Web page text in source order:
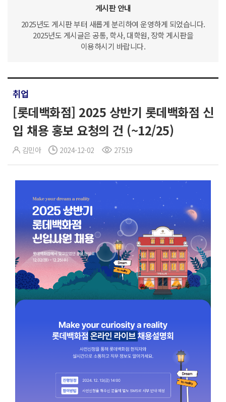
게시판 안내
2025년도 게시판 부터 새롭게 분리하여 운영하게 되었습니다.
2025년도 게시글은 공통, 학사, 대학원, 장학 게시판을
이용하시기 바랍니다.
취업
[롯데백화점] 2025 상반기 롯데백화점 신
입 채용 홍보 요청의 건 (~12/25)
김민아 2024-12-02 27519